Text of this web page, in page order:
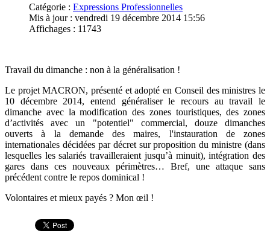
Catégorie : Expressions Professionnelles
Mis à jour : vendredi 19 décembre 2014 15:56
Affichages : 11743
Travail du dimanche : non à la généralisation !
Le projet MACRON, présenté et adopté en Conseil des ministres le
10 décembre 2014, entend généraliser le recours au travail le
dimanche avec la modification des zones touristiques, des zones
d’activités avec un "potentiel" commercial, douze dimanches
ouverts à la demande des maires, l'instauration de zones
internationales décidées par décret sur proposition du ministre (dans
lesquelles les salariés travailleraient jusqu’à minuit), intégration des
gares dans ces nouveaux périmètres… Bref, une attaque sans
précédent contre le repos dominical !
Volontaires et mieux payés ? Mon œil !